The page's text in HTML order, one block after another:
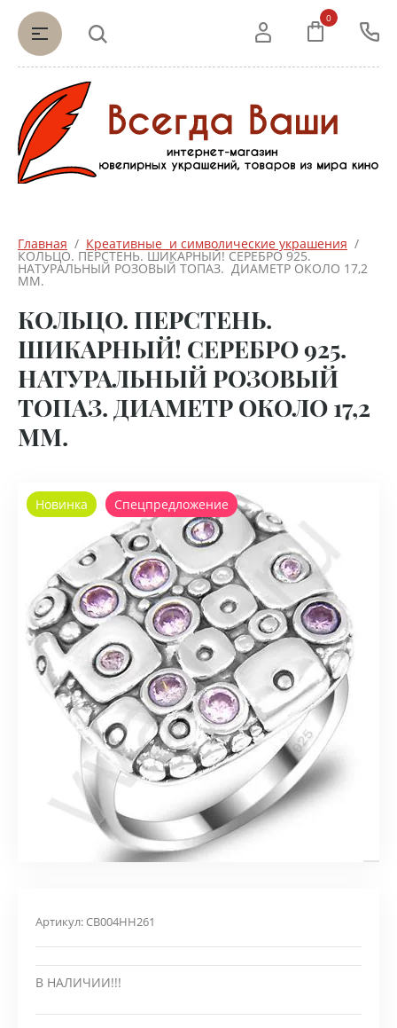
0
Главная
  /
Креативные  и символические украшения
  /
КОЛЬЦО. ПЕРСТЕНЬ. ШИКАРНЫЙ! СЕРЕБРО 925.
НАТУРАЛЬНЫЙ РОЗОВЫЙ ТОПАЗ.  ДИАМЕТР ОКОЛО 17,2
ММ.
КОЛЬЦО. ПЕРСТЕНЬ.
ШИКАРНЫЙ! СЕРЕБРО 925.
НАТУРАЛЬНЫЙ РОЗОВЫЙ
ТОПАЗ. ДИАМЕТР ОКОЛО 17,2
ММ.
Новинка Спецпредложение
Артикул:СВ004НН261
В НАЛИЧИИ!!!